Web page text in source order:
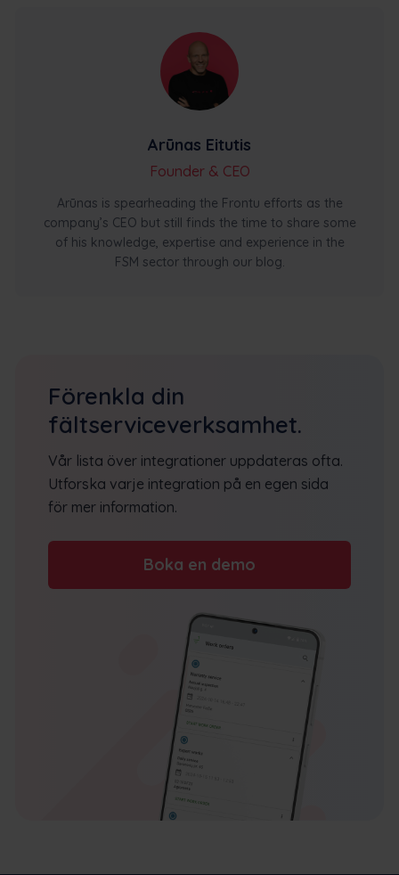
Arūnas Eitutis
Founder & CEO
Arūnas is spearheading the Frontu efforts as the
company’s CEO but still finds the time to share some
of his knowledge, expertise and experience in the
FSM sector through our blog.
Förenkla din
fältserviceverksamhet.
Vår lista över integrationer uppdateras ofta.
Utforska varje integration på en egen sida
för mer information.
Boka en demo